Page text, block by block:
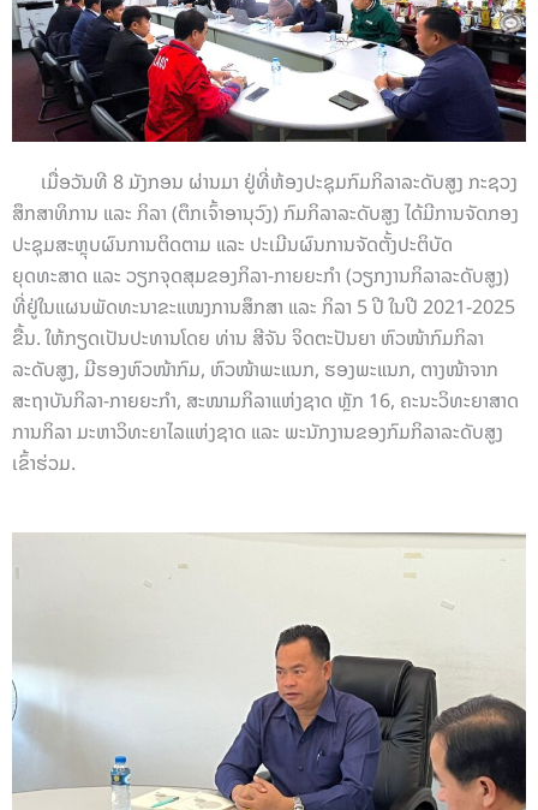
ເມື່ອວັນທີ 8 ມັງກອນ ຜ່ານມາ ຢູ່ທີ່ຫ້ອງປະຊຸມກົມກິລາລະດັບສູງ ກະຊວງ
ສຶກສາທິການ ແລະ ກິລາ (ຕຶກເຈົ້າອານຸວົງ) ກົມກິລາລະດັບສູງ ໄດ້ມີການຈັດກອງ
ປະຊຸມສະຫຼຸບຜົນການຕິດຕາມ ແລະ ປະເມີນຜົນການຈັດຕັ້ງປະຕິບັດ
ຍຸດທະສາດ ແລະ ວຽກຈຸດສຸມຂອງກິລາ-ກາຍຍະກຳ (ວຽກງານກິລາລະດັບສູງ)
ທີ່ຢູ່ໃນແຜນພັດທະນາຂະແໜງການສຶກສາ ແລະ ກິລາ 5 ປີ ໃນປີ 2021-2025
ຂື້ນ. ໃຫ້ກຽດເປັນປະທານໂດຍ ທ່ານ ສີຈັນ ຈິດຕະປັນຍາ ຫົວໜ້າກົມກິລາ
ລະດັບສູງ, ມີຮອງຫົວໜ້າກົມ, ຫົວໜ້າພະແນກ, ຮອງພະແນກ, ຕາງໜ້າຈາກ
ສະຖາບັນກິລາ-ກາຍຍະກຳ, ສະໜາມກິລາແຫ່ງຊາດ ຫຼັກ 16, ຄະນະວິທະຍາສາດ
ການກິລາ ມະຫາວິທະຍາໄລແຫ່ງຊາດ ແລະ ພະນັກງານຂອງກົມກິລາລະດັບສູງ
ເຂົ້າຮ່ວມ.